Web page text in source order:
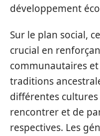
développement
Sur le plan social,
crucial en
communautaires
traditions
différentes cultures
rencontrer et de
respectives. Les